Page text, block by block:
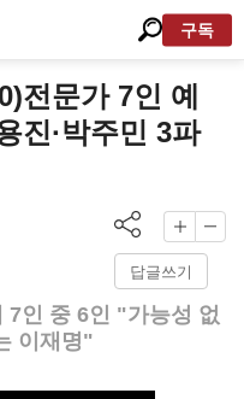
구독
전문가 7인 예
진·박주민 3파
답글쓰기
7인 중 6인 "가능성 없
이재명"